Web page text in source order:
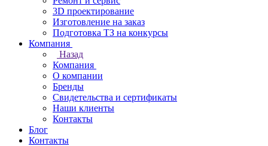
3D проектирование
Изготовление на заказ
Подготовка ТЗ на конкурсы
Компания
Назад
Компания
О компании
Бренды
Свидетельства и сертификаты
Наши клиенты
Контакты
Блог
Контакты